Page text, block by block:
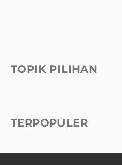
TOPIK PILIHAN
TERPOPULER